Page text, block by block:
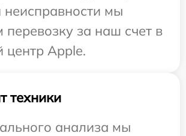
неисправности мы
перевозку за наш счет в
центр Apple.
техники
анализа мы